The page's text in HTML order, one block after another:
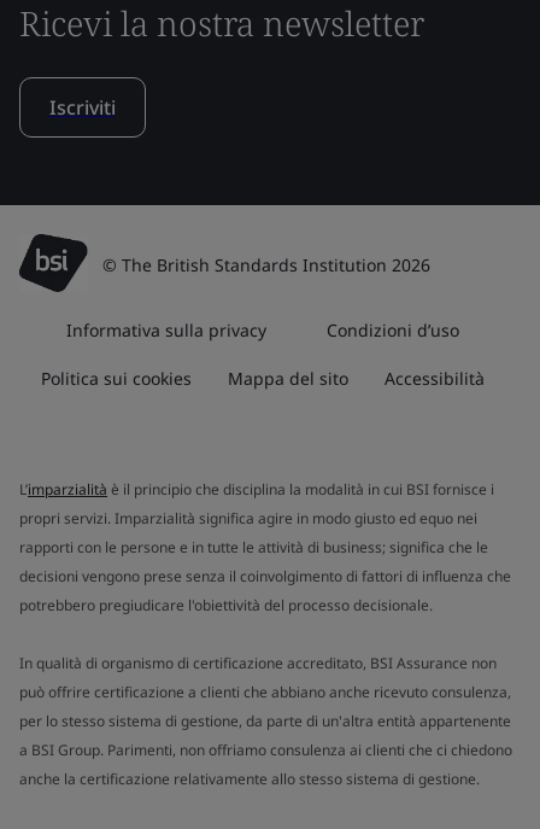
Ricevi la nostra newsletter
Iscriviti
© The British Standards Institution 2026
Informativa sulla privacy Condizioni d’uso
Politica sui cookies Mappa del sito Accessibilità
L’imparzialità è il principio che disciplina la modalità in cui BSI fornisce i
propri servizi. Imparzialità significa agire in modo giusto ed equo nei
rapporti con le persone e in tutte le attività di business; significa che le
decisioni vengono prese senza il coinvolgimento di fattori di influenza che
potrebbero pregiudicare l'obiettività del processo decisionale.
In qualità di organismo di certificazione accreditato, BSI Assurance non
può offrire certificazione a clienti che abbiano anche ricevuto consulenza,
per lo stesso sistema di gestione, da parte di un'altra entità appartenente
a BSI Group. Parimenti, non offriamo consulenza ai clienti che ci chiedono
anche la certificazione relativamente allo stesso sistema di gestione.